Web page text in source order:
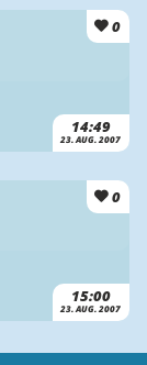
0
14:49
23. AUG. 2007
0
15:00
23. AUG. 2007